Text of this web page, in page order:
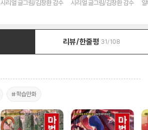
시리얼 글그림/김창환 감수 시리얼 글그림/김창환 감수
리뷰/한줄평 31/108
#학습만화